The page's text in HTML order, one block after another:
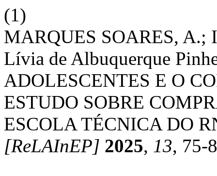
(1)
MARQUES SOARES, A.;
Lívia de Albuquerque
ADOLESCENTES E O
ESTUDO SOBRE
ESCOLA TÉCNICA DO
[ReLAInEP] 2025, 13, 75-